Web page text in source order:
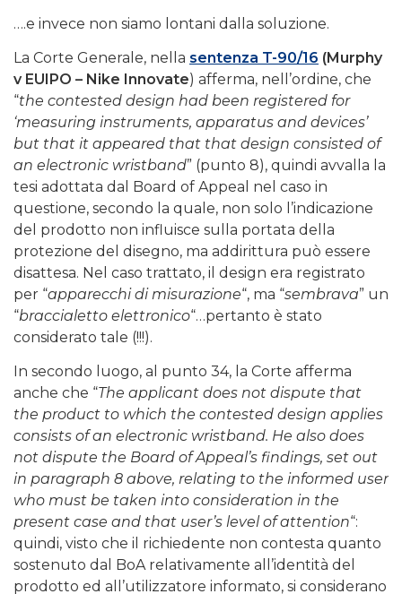
….e invece non siamo lontani dalla soluzione.
La Corte Generale, nella sentenza T-90/16 (Murphy
v EUIPO – Nike Innovate) afferma, nell’ordine, che
“the contested design had been registered for
‘measuring instruments, apparatus and devices’
but that it appeared that that design consisted of
an electronic wristband” (punto 8), quindi avvalla la
tesi adottata dal Board of Appeal nel caso in
questione, secondo la quale, non solo l’indicazione
del prodotto non influisce sulla portata della
protezione del disegno, ma addirittura può essere
disattesa. Nel caso trattato, il design era registrato
per “apparecchi di misurazione“, ma “sembrava” un
“braccialetto elettronico“…pertanto è stato
considerato tale (!!!).
In secondo luogo, al punto 34, la Corte afferma
anche che “The applicant does not dispute that
the product to which the contested design applies
consists of an electronic wristband. He also does
not dispute the Board of Appeal’s findings, set out
in paragraph 8 above, relating to the informed user
who must be taken into consideration in the
present case and that user’s level of attention“:
quindi, visto che il richiedente non contesta quanto
sostenuto dal BoA relativamente all’identità del
prodotto ed all’utilizzatore informato, si considerano